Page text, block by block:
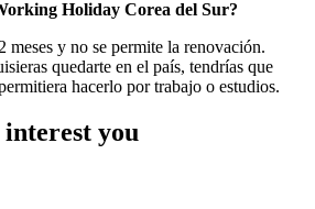
Holiday Corea del Sur?
meses y no se permite la renovación.
quedarte en el país, tendrías que
hacerlo por trabajo o estudios.
you